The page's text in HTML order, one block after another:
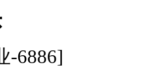
-6886]